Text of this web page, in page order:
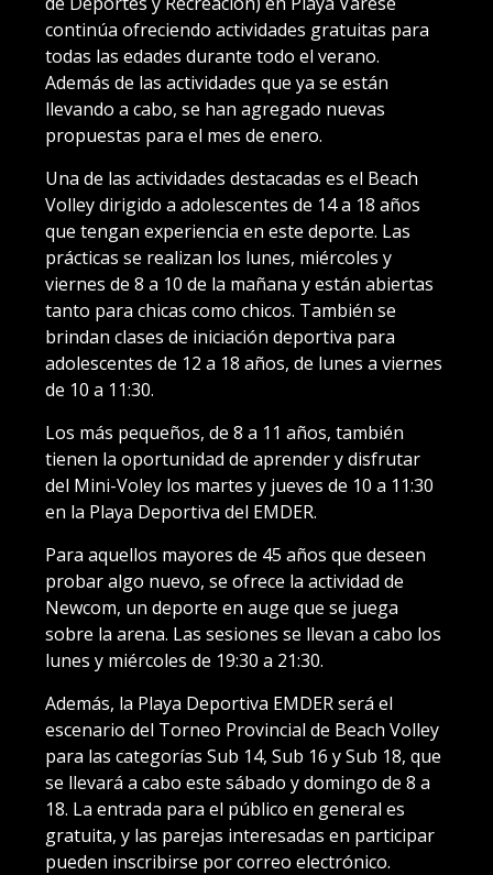
continúa ofreciendo actividades gratuitas para
todas las edades durante todo el verano.
Además de las actividades que ya se están
llevando a cabo, se han agregado nuevas
propuestas para el mes de enero.
Una de las actividades destacadas es el Beach
Volley dirigido a adolescentes de 14 a 18 años
que tengan experiencia en este deporte. Las
prácticas se realizan los lunes, miércoles y
viernes de 8 a 10 de la mañana y están abiertas
tanto para chicas como chicos. También se
brindan clases de iniciación deportiva para
adolescentes de 12 a 18 años, de lunes a viernes
de 10 a 11:30.
Los más pequeños, de 8 a 11 años, también
tienen la oportunidad de aprender y disfrutar
del Mini-Voley los martes y jueves de 10 a 11:30
en la Playa Deportiva del EMDER.
Para aquellos mayores de 45 años que deseen
probar algo nuevo, se ofrece la actividad de
Newcom, un deporte en auge que se juega
sobre la arena. Las sesiones se llevan a cabo los
lunes y miércoles de 19:30 a 21:30.
Además, la Playa Deportiva EMDER será el
escenario del Torneo Provincial de Beach Volley
para las categorías Sub 14, Sub 16 y Sub 18, que
se llevará a cabo este sábado y domingo de 8 a
18. La entrada para el público en general es
gratuita, y las parejas interesadas en participar
pueden inscribirse por correo electrónico.